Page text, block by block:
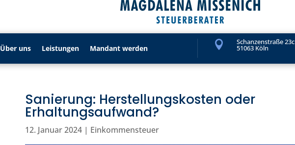
Über uns Leistungen Mandant werden  Schanzenstraße 23c
51063 Köln
Sanierung: Herstellungskosten oder
Erhaltungsaufwand?
12. Januar 2024 | Einkommensteuer